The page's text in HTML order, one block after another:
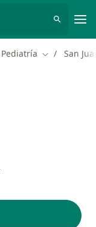
Pediatría Cambiar de
San